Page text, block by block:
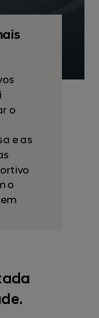
o
e as
o